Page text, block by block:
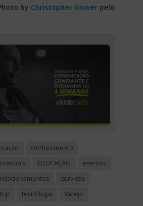
by Christopher Gowerpelo
conhecimento
EDUCAÇÃO
eventos
relacionamentos
serviços
tecnologia Varejo